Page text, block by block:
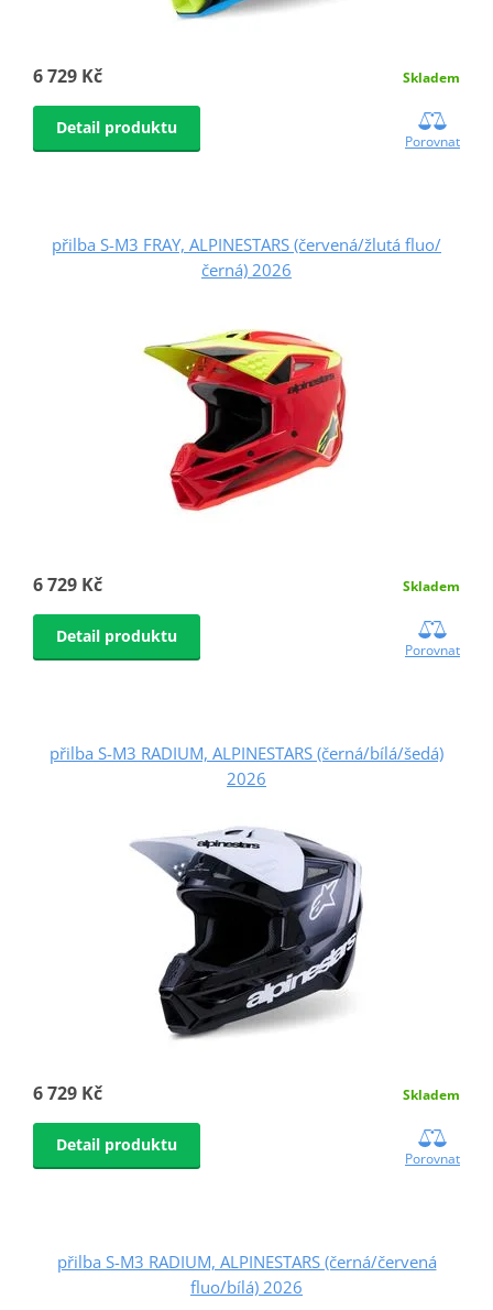
6 729 Kč Skladem
Detail produktu
Porovnat
přilba S-M3 FRAY, ALPINESTARS (červená/žlutá fluo/
černá) 2026
6 729 Kč Skladem
Detail produktu
Porovnat
přilba S-M3 RADIUM, ALPINESTARS (černá/bílá/šedá)
2026
6 729 Kč Skladem
Detail produktu
Porovnat
přilba S-M3 RADIUM, ALPINESTARS (černá/červená
fluo/bílá) 2026